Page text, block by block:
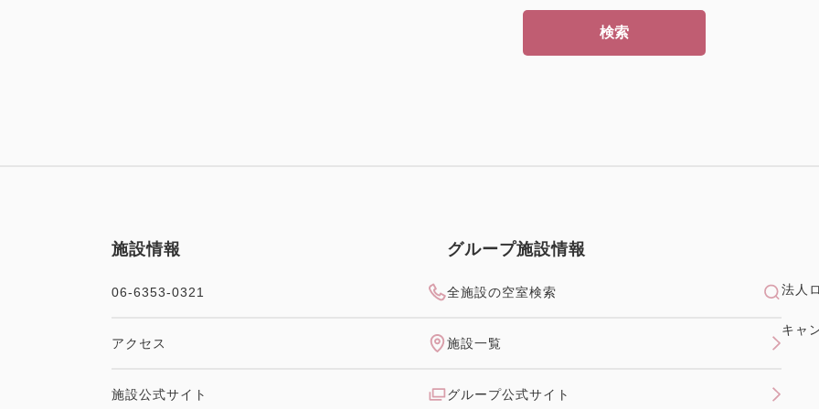
検索
施設情報
06-6353-0321
アクセス
施設公式サイト
グループ施設情報
全施設の空室検索
施設一覧
グループ公式サイト
法人
キャ